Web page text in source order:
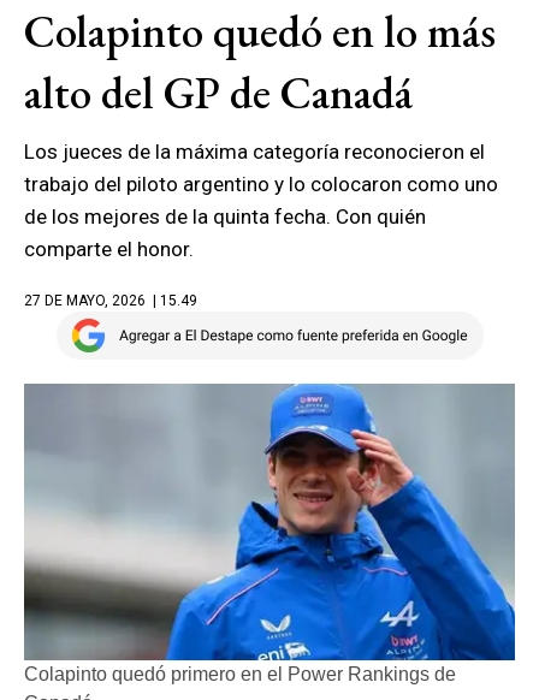
Colapinto quedó en lo más
alto del GP de Canadá
Los jueces de la máxima categoría reconocieron el
trabajo del piloto argentino y lo colocaron como uno
de los mejores de la quinta fecha. Con quién
comparte el honor.
27 DE MAYO, 2026 | 15.49
Colapinto quedó primero en el Power Rankings de